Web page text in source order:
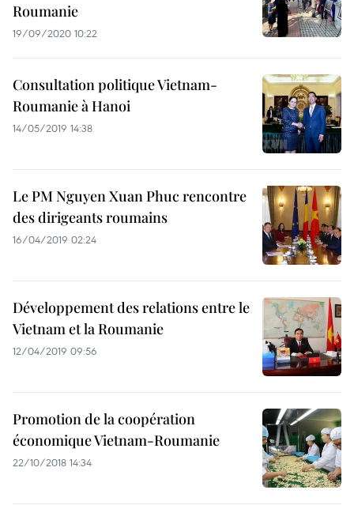
Roumanie
19/09/2020 10:22
Consultation politique Vietnam-
Roumanie à Hanoi
14/05/2019 14:38
Le PM Nguyen Xuan Phuc rencontre
des dirigeants roumains
16/04/2019 02:24
Développement des relations entre le
Vietnam et la Roumanie
12/04/2019 09:56
Promotion de la coopération
économique Vietnam-Roumanie
22/10/2018 14:34